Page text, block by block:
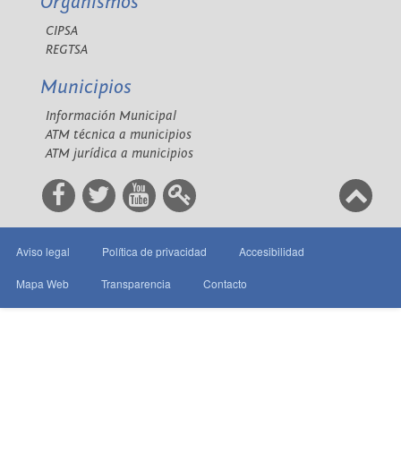
CIPSA
REGTSA
Municipios
Información Municipal
ATM técnica a municipios
ATM jurídica a municipios
Aviso legal Política de privacidad Accesibilidad
Mapa Web Transparencia Contacto